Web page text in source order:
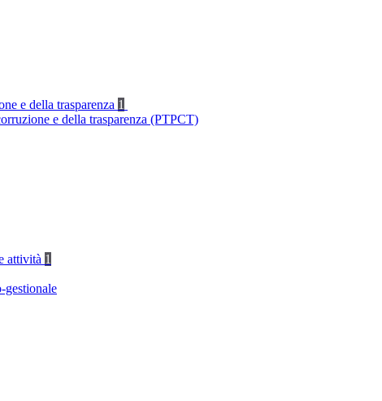
e della trasparenza 1
e della trasparenza (PTPCT)
attività 1
gestionale